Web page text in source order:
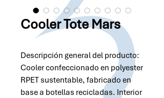
Cooler Tote Mars
Descripción general del producto:
Cooler confeccionado en polyester
RPET sustentable, fabricado en
base a botellas recicladas. Interior